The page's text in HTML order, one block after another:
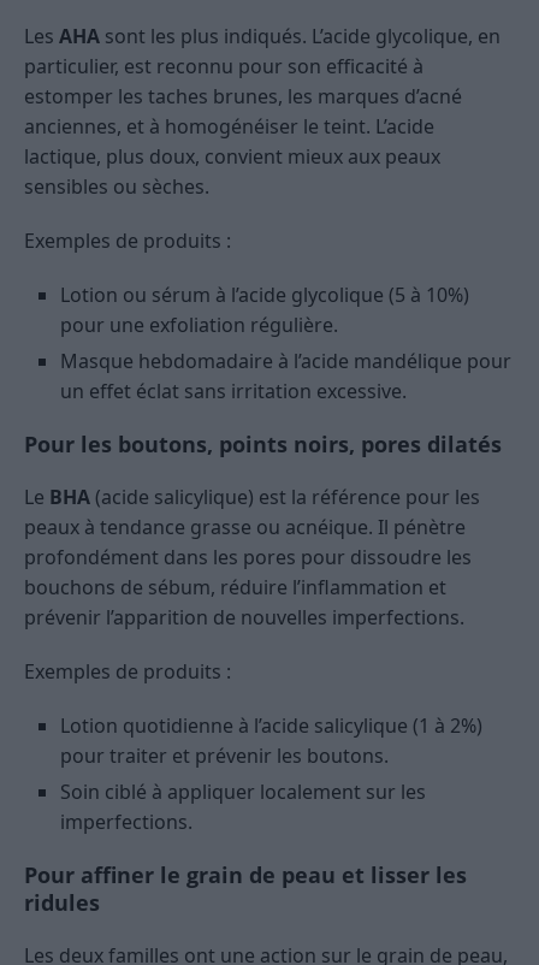
Les AHA sont les plus indiqués. L’acide glycolique, en
particulier, est reconnu pour son efficacité à
estomper les taches brunes, les marques d’acné
anciennes, et à homogénéiser le teint. L’acide
lactique, plus doux, convient mieux aux peaux
sensibles ou sèches.
Exemples de produits :
Lotion ou sérum à l’acide glycolique (5 à 10%)
pour une exfoliation régulière.
Masque hebdomadaire à l’acide mandélique pour
un effet éclat sans irritation excessive.
Pour les boutons, points noirs, pores dilatés
Le BHA (acide salicylique) est la référence pour les
peaux à tendance grasse ou acnéique. Il pénètre
profondément dans les pores pour dissoudre les
bouchons de sébum, réduire l’inflammation et
prévenir l’apparition de nouvelles imperfections.
Exemples de produits :
Lotion quotidienne à l’acide salicylique (1 à 2%)
pour traiter et prévenir les boutons.
Soin ciblé à appliquer localement sur les
imperfections.
Pour affiner le grain de peau et lisser les
ridules
Les deux familles ont une action sur le grain de peau,